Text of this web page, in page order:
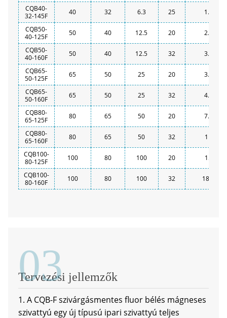
CQB40-
32-145F
40 32 6.3 25
1.5
CQB50-
40-125F
50 40 12.5 20
2.2
CQB50-
40-160F
50 40 12.5 32
3.0
CQB65-
50-125F
65 50 25 20
3.0
CQB65-
50-160F
65 50 25 32
4.0
CQB80-
65-125F
80 65 50 20
7.5
CQB80-
65-160F
80 65 50 32
11
CQB100-
80-125F
100 80 100 20
15
CQB100-
80-160F
100 80 100 32 18.5
03
Tervezési jellemzők
1. A CQB-F szivárgásmentes fluor bélés mágneses
szivattyú egy új típusú ipari szivattyú teljes